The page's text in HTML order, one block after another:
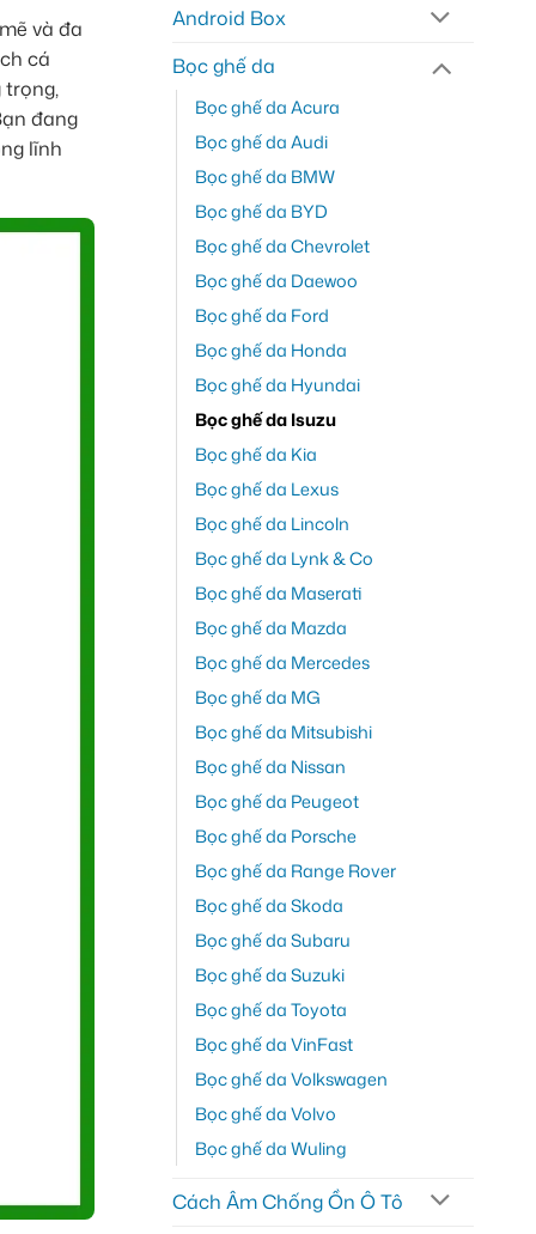
và đa
cá
trọng,
đang
lĩnh
Android Box
Bọc ghế da
Bọc ghế da Acura
Bọc ghế da Audi
Bọc ghế da BMW
Bọc ghế da BYD
Bọc ghế da Chevrolet
Bọc ghế da Daewoo
Bọc ghế da Ford
Bọc ghế da Honda
Bọc ghế da Hyundai
Bọc ghế da Isuzu
Bọc ghế da Kia
Bọc ghế da Lexus
Bọc ghế da Lincoln
Bọc ghế da Lynk & Co
Bọc ghế da Maserati
Bọc ghế da Mazda
Bọc ghế da Mercedes
Bọc ghế da MG
Bọc ghế da Mitsubishi
Bọc ghế da Nissan
Bọc ghế da Peugeot
Bọc ghế da Porsche
Bọc ghế da Range Rover
Bọc ghế da Skoda
Bọc ghế da Subaru
Bọc ghế da Suzuki
Bọc ghế da Toyota
Bọc ghế da VinFast
Bọc ghế da Volkswagen
Bọc ghế da Volvo
Bọc ghế da Wuling
Cách Âm Chống Ồn Ô Tô